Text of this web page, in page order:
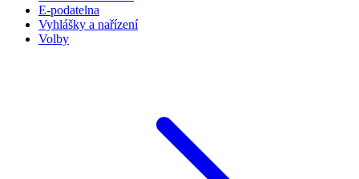
E-podatelna
Vyhlášky a nařízení
Volby